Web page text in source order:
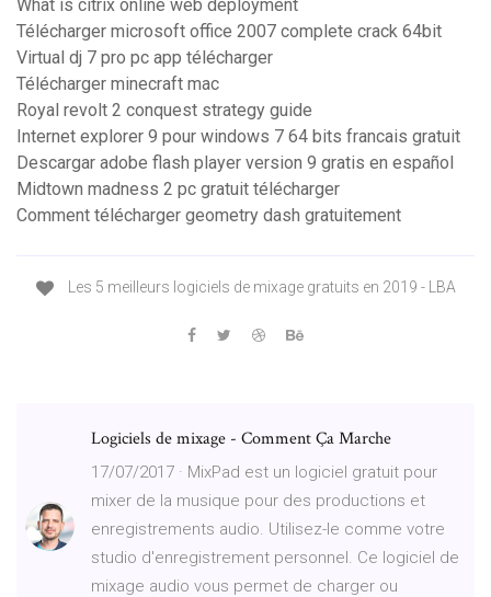
What is citrix online web deployment
Télécharger microsoft office 2007 complete crack 64bit
Virtual dj 7 pro pc app télécharger
Télécharger minecraft mac
Royal revolt 2 conquest strategy guide
Internet explorer 9 pour windows 7 64 bits francais gratuit
Descargar adobe flash player version 9 gratis en español
Midtown madness 2 pc gratuit télécharger
Comment télécharger geometry dash gratuitement
Les 5 meilleurs logiciels de mixage gratuits en 2019 - LBA
Logiciels de mixage - Comment Ça Marche
17/07/2017 · MixPad est un logiciel gratuit pour
mixer de la musique pour des productions et
enregistrements audio. Utilisez-le comme votre
studio d'enregistrement personnel. Ce logiciel de
mixage audio vous permet de charger ou